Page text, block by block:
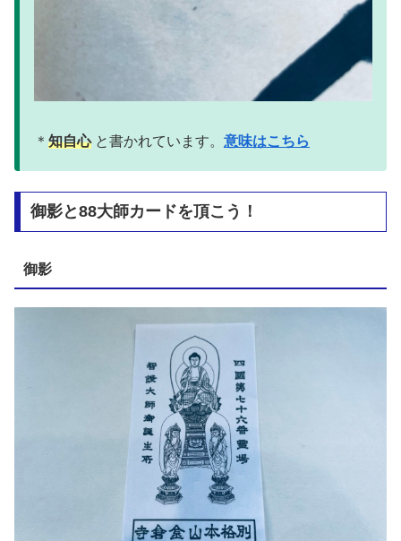
＊ 知自心 と書かれています。 意味はこちら
御影と88大師カードを頂こう！
御影